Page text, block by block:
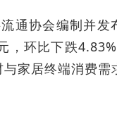
通协会编制并
环比下跌
家居终端消费